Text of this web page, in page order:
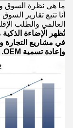
ما هي نظرة السوق
أنا تتبع تقارير
العالمي والطلب
في مشاريع التجارة
وإعادة تسمية OEM.